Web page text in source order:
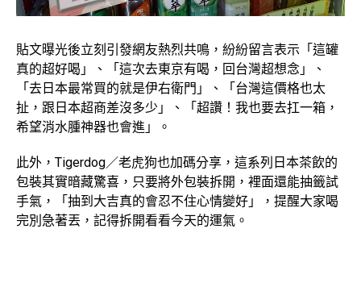
貼文曝光後立刻引發網友熱烈共鳴，紛紛留言表示「這罐
真的超好喝」、「這次去東京有喝，回台灣超想念」、
「去日本最常買的就是伊右衛門」、「台灣這價格也太
扯，跟日本超商差沒多少」、「超讚！我也要去扛一箱，
希望消水腫神器也會進」。
此外，Tigerdog／老虎狗也加碼分享，這系列日本茶飲的
包裝其實暗藏驚喜，只要將外包裝拆開，裡面還能抽籤試
手氣，「抽到大吉真的會忍不住心情變好」，提醒大家喝
完別急著丟，記得拆開看看今天的運氣。